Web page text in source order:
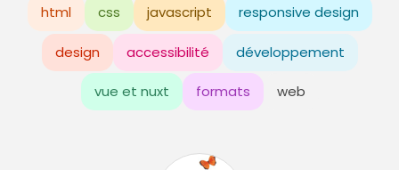
html css javascript responsive design
design accessibilité développement
vue et nuxt formats web